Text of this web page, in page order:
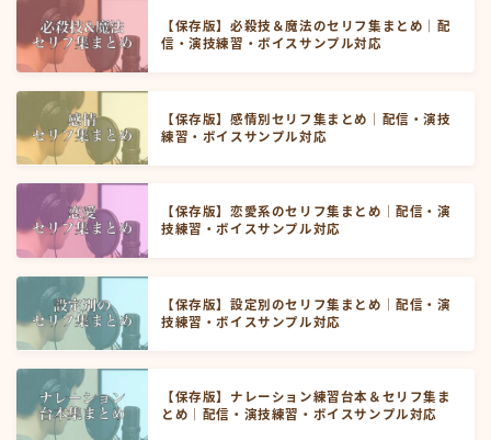
【保存版】必殺技＆魔法のセリフ集まとめ｜配
信・演技練習・ボイスサンプル対応
【保存版】感情別セリフ集まとめ｜配信・演技
練習・ボイスサンプル対応
【保存版】恋愛系のセリフ集まとめ｜配信・演
技練習・ボイスサンプル対応
【保存版】設定別のセリフ集まとめ｜配信・演
技練習・ボイスサンプル対応
【保存版】ナレーション練習台本＆セリフ集ま
とめ｜配信・演技練習・ボイスサンプル対応